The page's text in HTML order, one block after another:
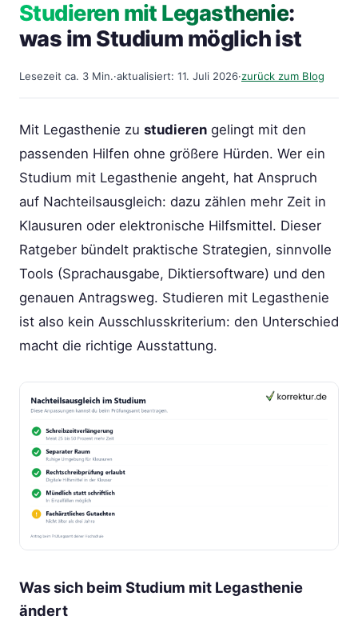
Studieren mit Legasthenie:
was im Studium möglich ist
Lesezeit ca. 3 Min.·aktualisiert: 11. Juli 2026·zurück zum Blog
Mit Legasthenie zu studieren gelingt mit den
passenden Hilfen ohne größere Hürden. Wer ein
Studium mit Legasthenie angeht, hat Anspruch
auf Nachteilsausgleich: dazu zählen mehr Zeit in
Klausuren oder elektronische Hilfsmittel. Dieser
Ratgeber bündelt praktische Strategien, sinnvolle
Tools (Sprachausgabe, Diktiersoftware) und den
genauen Antragsweg. Studieren mit Legasthenie
ist also kein Ausschlusskriterium: den Unterschied
macht die richtige Ausstattung.
Was sich beim Studium mit Legasthenie
ändert